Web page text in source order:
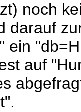
noch
darauf
ein
auf